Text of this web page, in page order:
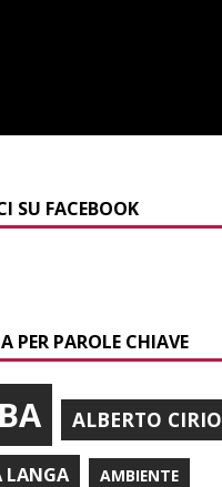
SU FACEBOOK
PER PAROLE CHIAVE
ALBERTO CIRIO
LANGA AMBIENTE